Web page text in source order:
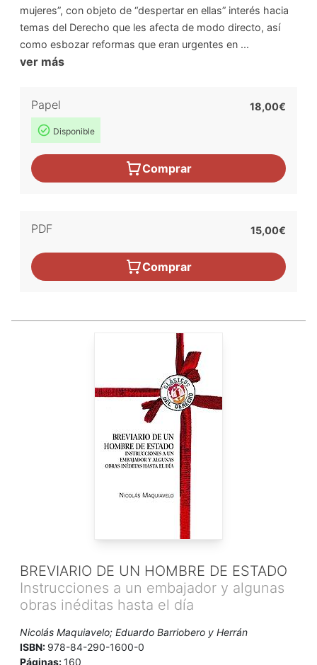
mujeres”, con objeto de “despertar en ellas” interés hacia
temas del Derecho que les afecta de modo directo, así
como esbozar reformas que eran urgentes en ...
ver más
Papel
Disponible
18,00€
Comprar
PDF 15,00€
Comprar
BREVIARIO DE UN HOMBRE DE ESTADO
Instrucciones a un embajador y algunas
obras inéditas hasta el día
Nicolás Maquiavelo; Eduardo Barriobero y Herrán
ISBN: 978-84-290-1600-0
Páginas:160